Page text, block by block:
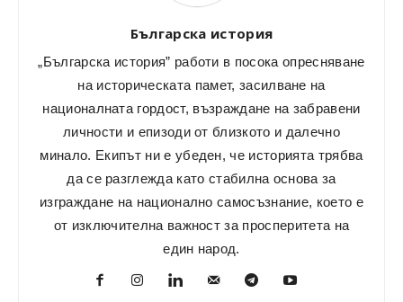
Българска история
„Българска история” работи в посока опресняване
на историческата памет, засилване на
националната гордост, възраждане на забравени
личности и епизоди от близкото и далечно
минало. Екипът ни е убеден, че историята трябва
да се разглежда като стабилна основа за
изграждане на национално самосъзнание, което е
от изключителна важност за просперитета на
един народ.